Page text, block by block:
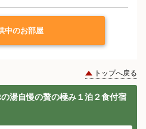
中のお部屋
トップへ戻る
湯自慢の贅の極み１泊２食付宿